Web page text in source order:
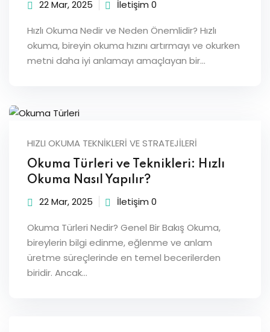
22 Mar, 2025 İletişim 0
Hızlı Okuma Nedir ve Neden Önemlidir? Hızlı
okuma, bireyin okuma hızını artırmayı ve okurken
metni daha iyi anlamayı amaçlayan bir…
HIZLI OKUMA TEKNIKLERI VE STRATEJILERI
Okuma Türleri ve Teknikleri: Hızlı
Okuma Nasıl Yapılır?
22 Mar, 2025 İletişim 0
Okuma Türleri Nedir? Genel Bir Bakış Okuma,
bireylerin bilgi edinme, eğlenme ve anlam
üretme süreçlerinde en temel becerilerden
biridir. Ancak…